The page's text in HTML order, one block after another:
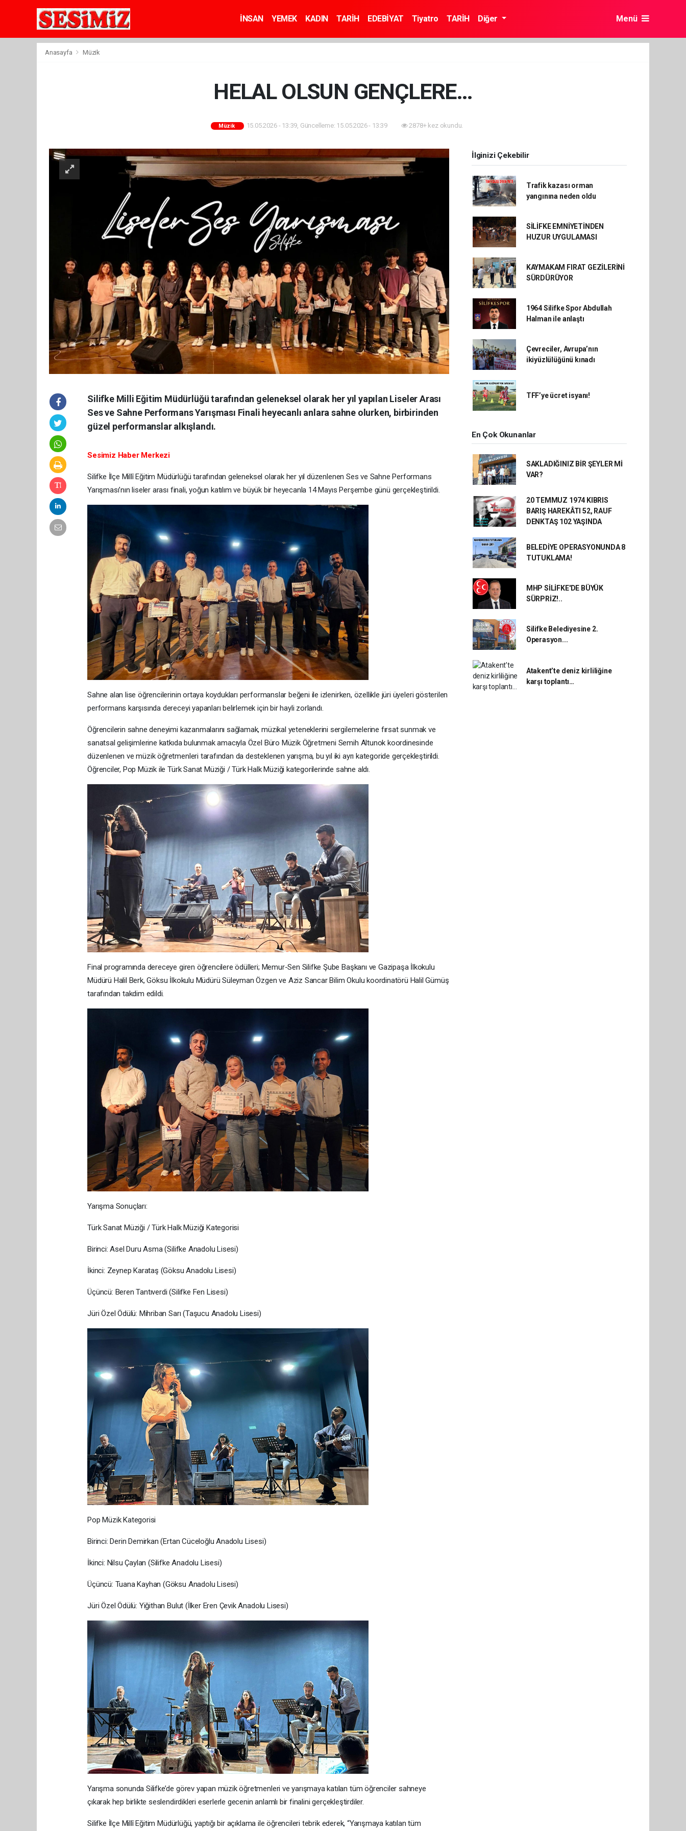
İNSAN YEMEK KADIN TARİH EDEBİYAT Tiyatro TARİH Diğer Menü
Anasayfa Müzik
HELAL OLSUN GENÇLERE…
Müzik 15.05.2026 - 13:39, Güncelleme: 15.05.2026 - 13:39 2878+ kez okundu.
Silifke Milli Eğitim Müdürlüğü tarafından geleneksel olarak her yıl yapılan Liseler Arası
Ses ve Sahne Performans Yarışması Finali heyecanlı anlara sahne olurken, birbirinden
güzel performanslar alkışlandı.
Sesimiz Haber Merkezi
Silifke İlçe Millî Eğitim Müdürlüğü tarafından geleneksel olarak her yıl düzenlenen Ses ve Sahne Performans
Yarışması’nın liseler arası finali, yoğun katılım ve büyük bir heyecanla 14 Mayıs Perşembe günü gerçekleştirildi.
Sahne alan lise öğrencilerinin ortaya koydukları performanslar beğeni ile izlenirken, özellikle jüri üyeleri gösterilen
performans karşısında dereceyi yapanları belirlemek için bir hayli zorlandı.
Öğrencilerin sahne deneyimi kazanmalarını sağlamak, müzikal yeteneklerini sergilemelerine fırsat sunmak ve
sanatsal gelişimlerine katkıda bulunmak amacıyla Özel Büro Müzik Öğretmeni Semih Altunok koordinesinde
düzenlenen ve müzik öğretmenleri tarafından da desteklenen yarışma, bu yıl iki ayrı kategoride gerçekleştirildi.
Öğrenciler, Pop Müzik ile Türk Sanat Müziği / Türk Halk Müziği kategorilerinde sahne aldı.
Final programında dereceye giren öğrencilere ödülleri; Memur-Sen Silifke Şube Başkanı ve Gazipaşa İlkokulu
Müdürü Halil Berk, Göksu İlkokulu Müdürü Süleyman Özgen ve Aziz Sancar Bilim Okulu koordinatörü Halil Gümüş
tarafından takdim edildi.
Yarışma Sonuçları:
Türk Sanat Müziği / Türk Halk Müziği Kategorisi
Birinci: Asel Duru Asma (Silifke Anadolu Lisesi)
İkinci: Zeynep Karataş (Göksu Anadolu Lisesi)
Üçüncü: Beren Tantıverdi (Silifke Fen Lisesi)
Jüri Özel Ödülü: Mihriban Sarı (Taşucu Anadolu Lisesi)
Pop Müzik Kategorisi
Birinci: Derin Demirkan (Ertan Cüceloğlu Anadolu Lisesi)
İkinci: Nilsu Çaylan (Silifke Anadolu Lisesi)
Üçüncü: Tuana Kayhan (Göksu Anadolu Lisesi)
Jüri Özel Ödülü: Yiğithan Bulut (İlker Eren Çevik Anadolu Lisesi)
Yarışma sonunda Silifke’de görev yapan müzik öğretmenleri ve yarışmaya katılan tüm öğrenciler sahneye
çıkarak hep birlikte seslendirdikleri eserlerle gecenin anlamlı bir finalini gerçekleştirdiler.
Silifke İlçe Millî Eğitim Müdürlüğü, yaptığı bir açıklama ile öğrencileri tebrik ederek, “Yarışmaya katılan tüm
İlginizi Çekebilir
Trafik kazası orman
yangınına neden oldu
SİLİFKE EMNİYETİNDEN
HUZUR UYGULAMASI
KAYMAKAM FIRAT GEZİLERİNİ
SÜRDÜRÜYOR
1964 Silifke Spor Abdullah
Halman ile anlaştı
Çevreciler, Avrupa’nın
ikiyüzlülüğünü kınadı
TFF’ye ücret isyanı!
En Çok Okunanlar
SAKLADIĞINIZ BİR ŞEYLER Mİ
VAR?
20 TEMMUZ 1974 KIBRIS
BARIŞ HAREKÂTI 52, RAUF
DENKTAŞ 102 YAŞINDA
BELEDİYE OPERASYONUNDA 8
TUTUKLAMA!
MHP SİLİFKE'DE BÜYÜK
SÜRPRİZ!..
Silifke Belediyesine 2.
Operasyon...
Atakent’te deniz kirliliğine
karşı toplantı…